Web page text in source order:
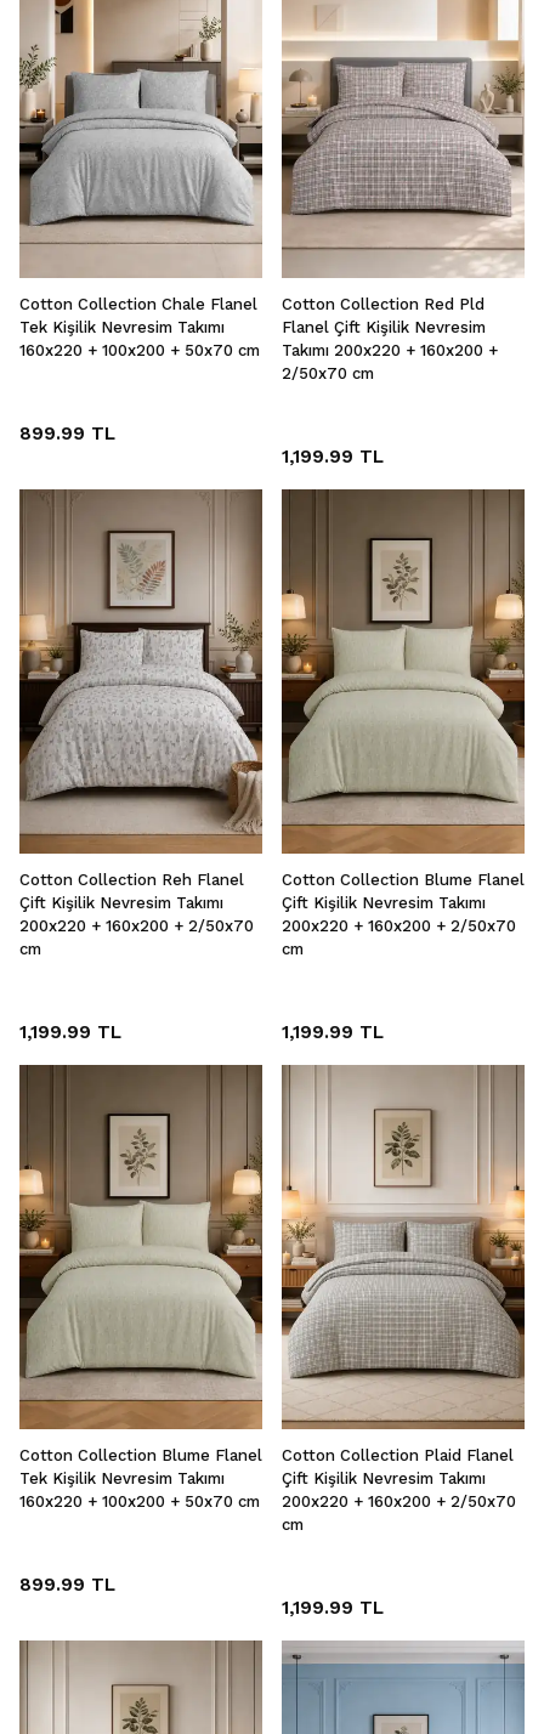
Cotton Collection Chale Flanel
Tek Kişilik Nevresim Takımı
160x220 + 100x200 + 50x70 cm
899.99 TL
Cotton Collection Red Pld
Flanel Çift Kişilik Nevresim
Takımı 200x220 + 160x200 +
2/50x70 cm
1,199.99 TL
Cotton Collection Reh Flanel
Çift Kişilik Nevresim Takımı
200x220 + 160x200 + 2/50x70
cm
1,199.99 TL
Cotton Collection Blume Flanel
Çift Kişilik Nevresim Takımı
200x220 + 160x200 + 2/50x70
cm
1,199.99 TL
Cotton Collection Blume Flanel
Tek Kişilik Nevresim Takımı
160x220 + 100x200 + 50x70 cm
899.99 TL
Cotton Collection Plaid Flanel
Çift Kişilik Nevresim Takımı
200x220 + 160x200 + 2/50x70
cm
1,199.99 TL